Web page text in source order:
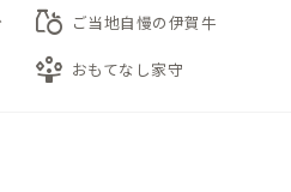
grocery ご当地自慢の伊賀牛
person_play おもてなし家守